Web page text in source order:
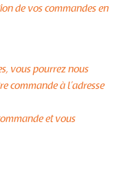
de vos commandes en
vous pourrez nous
commande à l’adresse
et vous